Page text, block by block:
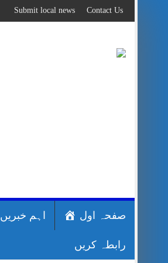
to
content
Contact Us
Submit local news
صفحہ اول اہم خبریں
رابطہ کریں